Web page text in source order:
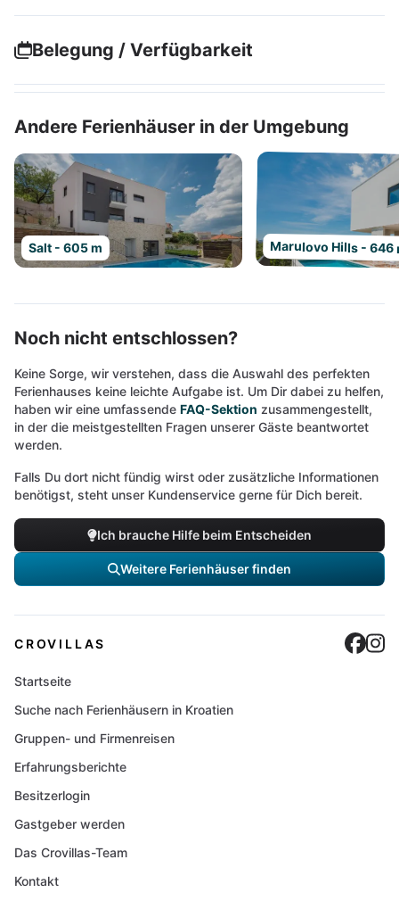
Belegung / Verfügbarkeit
Andere Ferienhäuser in der Umgebung
Salt - 605 m Marulovo Hills - 646
Noch nicht entschlossen?
Keine Sorge, wir verstehen, dass die Auswahl des perfekten
Ferienhauses keine leichte Aufgabe ist. Um Dir dabei zu helfen,
haben wir eine umfassende FAQ-Sektion zusammengestellt,
in der die meistgestellten Fragen unserer Gäste beantwortet
werden.
Falls Du dort nicht fündig wirst oder zusätzliche Informationen
benötigst, steht unser Kundenservice gerne für Dich bereit.
Ich brauche Hilfe beim Entscheiden
Weitere Ferienhäuser finden
CROVILLAS
Startseite
Suche nach Ferienhäusern in Kroatien
Gruppen- und Firmenreisen
Erfahrungsberichte
Besitzerlogin
Gastgeber werden
Das Crovillas-Team
Kontakt